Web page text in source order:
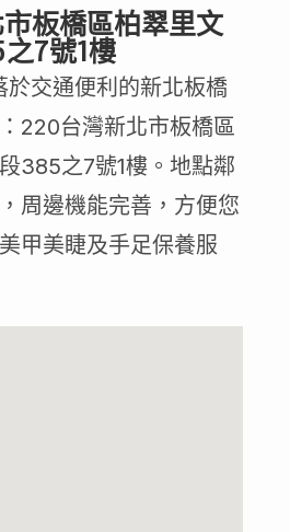
板橋區柏翠里文
7號1樓
於交通便利的新北板橋
220台灣新北市板橋區
385之7號1樓。地點鄰
周邊機能完善，方便您
甲美睫及手足保養服